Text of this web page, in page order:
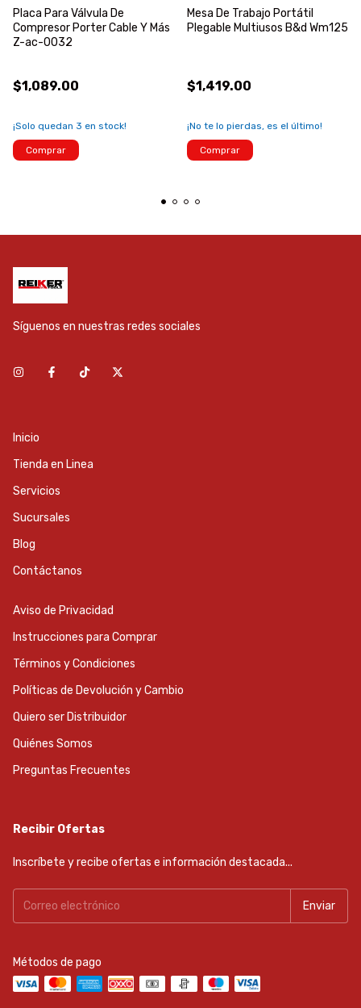
Placa Para Válvula De
Compresor Porter Cable Y Más
Z-ac-0032
$1,089.00
¡Solo quedan 3 en stock!
Comprar
Mesa De Trabajo Portátil
Plegable Multiusos B&d Wm125
$1,419.00
¡No te lo pierdas, es el último!
Comprar
Síguenos en nuestras redes sociales
Inicio
Tienda en Linea
Servicios
Sucursales
Blog
Contáctanos
Aviso de Privacidad
Instrucciones para Comprar
Términos y Condiciones
Políticas de Devolución y Cambio
Quiero ser Distribuidor
Quiénes Somos
Preguntas Frecuentes
Recibir Ofertas
Inscríbete y recibe ofertas e información destacada...
Métodos de pago